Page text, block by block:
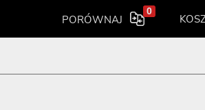
PORÓWNAJ
0